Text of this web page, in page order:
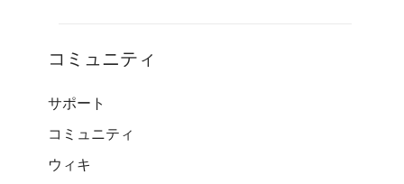
コミュニティ
サポート
コミュニティ
ウィキ